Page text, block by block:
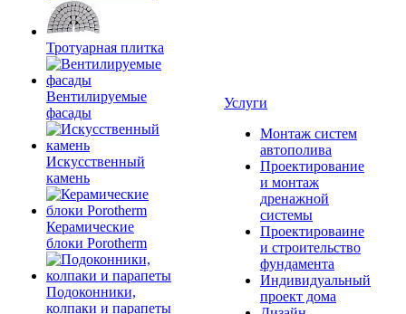
Тротуарная плитка
Вентилируемые
фасады
Искусственный
камень
Керамические
блоки Porotherm
Подоконники,
колпаки и парапеты
Услуги
Монтаж систем
автополива
Проектирование
и монтаж
дренажной
системы
Проектироваине
и строительство
фундамента
Индивидуальный
проект дома